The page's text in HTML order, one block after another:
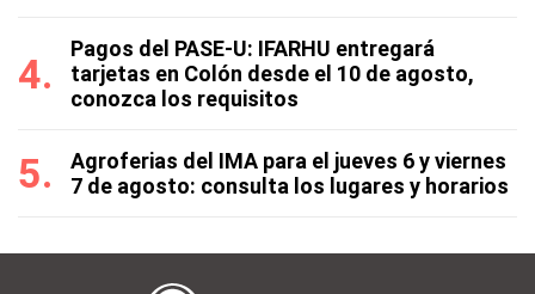
Pagos del PASE-U: IFARHU entregará
tarjetas en Colón desde el 10 de agosto,
conozca los requisitos
Agroferias del IMA para el jueves 6 y viernes
7 de agosto: consulta los lugares y horarios